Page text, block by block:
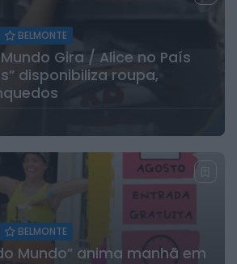
BELMONTE
Gira / Alice no País
disponibiliza roupa,
BELMONTE
Mundo” anima manhã em